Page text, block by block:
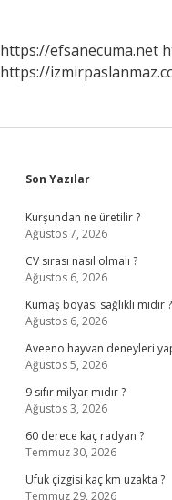
https://efsanecuma.net
https://
Sidebar
Son Yazılar
Kurşundan ne üretilir ?
Ağustos 7, 2026
CV sırası nasıl olmalı ?
Ağustos 6, 2026
Kumaş boyası sağlıklı mıdır ?
Ağustos 6, 2026
Aveeno hayvan deneyleri
Ağustos 5, 2026
9 sıfır milyar mıdır ?
Ağustos 3, 2026
60 derece kaç radyan ?
Temmuz 30, 2026
Ufuk çizgisi kaç km uzakta ?
Temmuz 29, 2026